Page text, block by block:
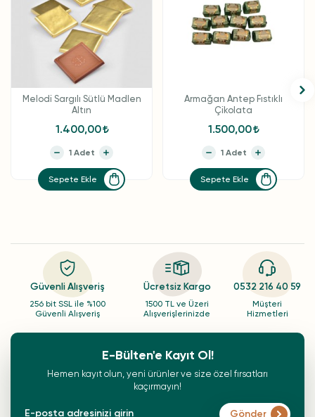
Melodi Sargılı Sütlü Madlen
Altın
1.400,00
Sepete Ekle
Armağan Antep Fıstıklı
Çikolata
1.500,00
Sepete Ekle
Güvenli Alışveriş
256 bit SSL ile %100
Güvenli Alışveriş
Ücretsiz Kargo
1500 TL ve Üzeri
Alışverişlerinizde
0532 216 40 59
Müşteri
Hizmetleri
E-Bülten'e Kayıt Ol!
Hemen kayıt olun, yeni ürünler ve size özel fırsatları
kaçırmayın!
Gönder